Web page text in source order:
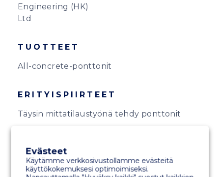
Engineering (HK)
Ltd
TUOTTEET
All-concrete-ponttonit
ERITYISPIIRTEET
Täysin mittatilaustyönä tehdy ponttonit
Evästeet
Käytämme verkkosivustollamme evästeitä
käyttökokemuksesi optimoimiseksi.